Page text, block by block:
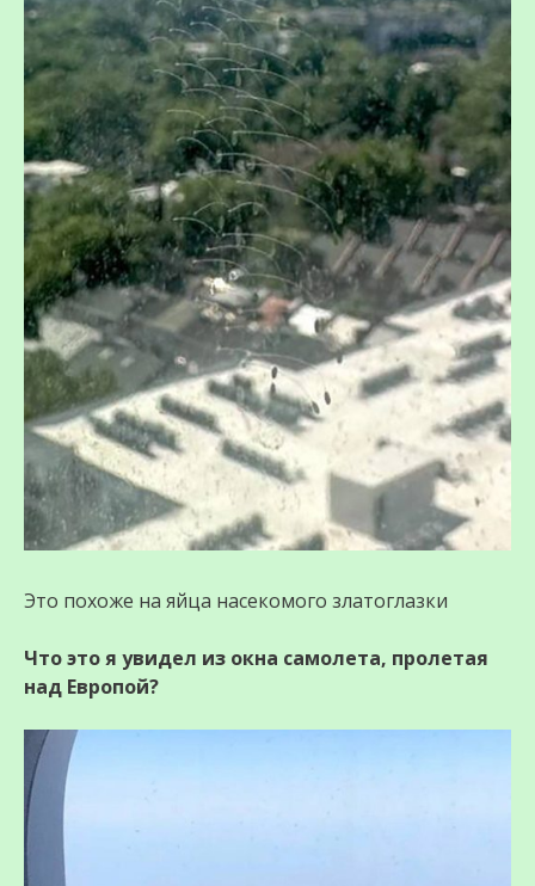
Это похоже на яйца насекомого златоглазки
Что это я увидел из окна самолета, пролетая
над Европой?